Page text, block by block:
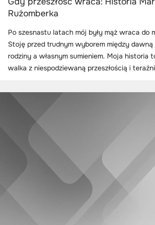
Rużomberka
Po szesnastu latach mój były mąż wraca do
Stoję przed trudnym wyborem między dawną
rodziny a własnym sumieniem. Moja historia
walka z niespodziewaną przeszłością i